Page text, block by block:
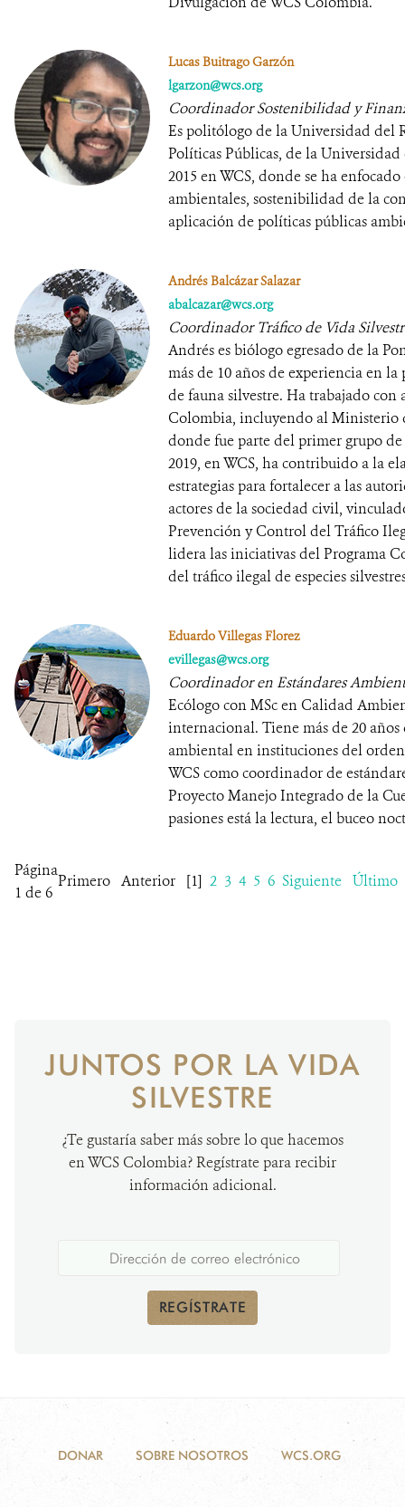
Lucas Buitrago Garzón
lgarzon@wcs.org
Coordinador Sostenibilidad y
Es politólogo de la Universidad del
Políticas Públicas, de la
2015 en WCS, donde se ha
ambientales, sostenibilidad de la
aplicación de políticas públicas
Andrés Balcázar Salazar
abalcazar@wcs.org
Coordinador Tráfico de Vida
Andrés es biólogo egresado de la
más de 10 años de experiencia en
de fauna silvestre. Ha trabajado con
Colombia, incluyendo al Ministerio
donde fue parte del primer grupo
2019, en WCS, ha contribuido a la
estrategias para fortalecer a las
actores de la sociedad civil,
Prevención y Control del Tráfico
lidera las iniciativas del Programa
del tráfico ilegal de especies
Eduardo Villegas Florez
evillegas@wcs.org
Coordinador en Estándares
Ecólogo con MSc en Calidad
internacional. Tiene más de 20
ambiental en instituciones del
WCS como coordinador de
Proyecto Manejo Integrado de la
pasiones está la lectura, el buceo
Página
1 de 6
Primero Anterior [1] 2 3 4 5 6 Siguiente Último
JUNTOS POR LA VIDA
SILVESTRE
¿Te gustaría saber más sobre lo que hacemos
en WCS Colombia? Regístrate para recibir
información adicional.
REGÍSTRATE
DONAR SOBRE NOSOTROS WCS.ORG